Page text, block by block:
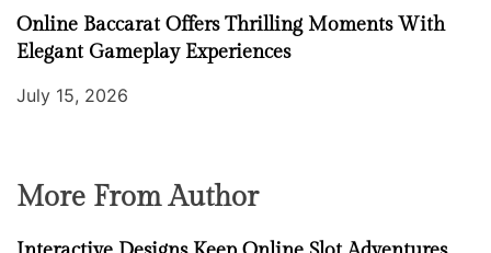
Online Baccarat Offers Thrilling Moments With
Elegant Gameplay Experiences
July 15, 2026
More From Author